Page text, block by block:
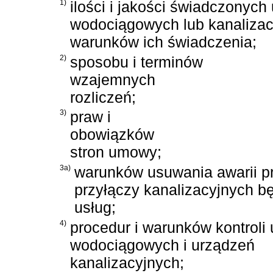
1) ilości i jakości świadczonych
wodociągowych lub
warunków ich świadczenia;
2) sposobu i terminów
wzajemnych
rozliczeń;
3) praw i
obowiązków
stron umowy;
3a) warunków usuwania awarii
przyłączy kanalizacyjnych
usług;
4) procedur i warunków kontroli
wodociągowych i urządzeń
kanalizacyjnych;